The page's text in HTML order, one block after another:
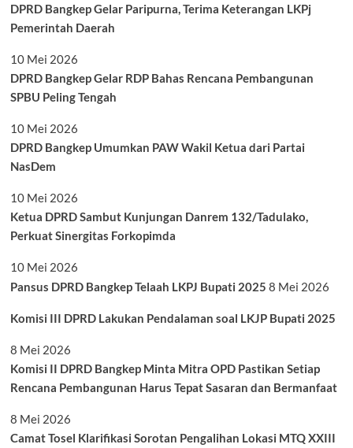
DPRD Bangkep Gelar Paripurna, Terima Keterangan LKPj
Pemerintah Daerah
10 Mei 2026
DPRD Bangkep Gelar RDP Bahas Rencana Pembangunan
SPBU Peling Tengah
10 Mei 2026
DPRD Bangkep Umumkan PAW Wakil Ketua dari Partai
NasDem
10 Mei 2026
Ketua DPRD Sambut Kunjungan Danrem 132/Tadulako,
Perkuat Sinergitas Forkopimda
10 Mei 2026
Pansus DPRD Bangkep Telaah LKPJ Bupati 2025 8 Mei 2026
Komisi III DPRD Lakukan Pendalaman soal LKJP Bupati 2025
8 Mei 2026
Komisi II DPRD Bangkep Minta Mitra OPD Pastikan Setiap
Rencana Pembangunan Harus Tepat Sasaran dan Bermanfaat
8 Mei 2026
Camat Tosel Klarifikasi Sorotan Pengalihan Lokasi MTQ XXIII